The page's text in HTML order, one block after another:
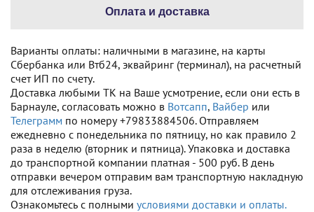
Оплата и доставка
Варианты оплаты: наличными в магазине, на карты
Сбербанка или Втб24, эквайринг (терминал), на расчетный
счет ИП по счету.
Доставка любыми ТК на Ваше усмотрение, если они есть в
Барнауле, согласовать можно в Вотсапп, Вайбер или
Телеграмм по номеру +79833884506. Отправляем
ежедневно с понедельника по пятницу, но как правило 2
раза в неделю (вторник и пятница). Упаковка и доставка
до транспортной компании платная - 500 руб. В день
отправки вечером отправим вам транспортную накладную
для отслеживания груза.
Ознакомьтесь с полными условиями доставки и оплаты.